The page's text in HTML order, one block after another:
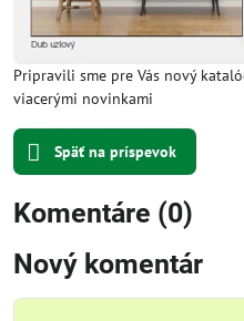
Pripravili sme pre Vás nový
viacerými novinkami
Späť na príspevok
Komentáre (0)
Nový komentár